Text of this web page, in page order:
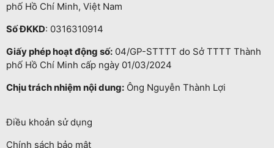
phố Hồ Chí Minh, Việt Nam
Số ĐKKD: 0316310914
Giấy phép hoạt động số: 04/GP-STTTT do Sở TTTT Thành
phố Hồ Chí Minh cấp ngày 01/03/2024
Chịu trách nhiệm nội dung: Ông Nguyễn Thành Lợi
Điều khoản sử dụng
Chính sách bảo mật